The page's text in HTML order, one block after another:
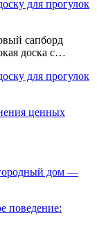
для прогулок
сапборд
доска с…
для прогулок
ценных
дом —
поведение: